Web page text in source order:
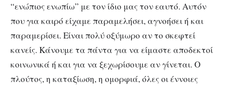
“ενώπιος ενωπίω” με τον ίδιο μας τον εαυτό. Αυτόν
που για καιρό είχαμε παραμελήσει, αγνοήσει ή και
παραμερίσει. Είναι πολύ οξύμωρο αν το σκεφτεί
κανείς. Κάνουμε τα πάντα για να είμαστε αποδεκτοί
κοινωνικά ή και για να ξεχωρίσουμε αν γίνεται. Ο
πλούτος, η καταξίωση, η ομορφιά, όλες οι έννοιες